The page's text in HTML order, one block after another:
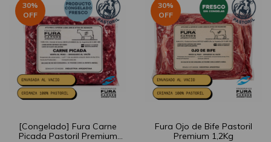
30%
OFF
[Congelado] Fura Carne
Picada Pastoril Premium
30%
OFF
Fura Ojo de Bife Pastoril
Premium 1,2Kg